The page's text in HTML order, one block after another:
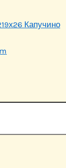
Капучино